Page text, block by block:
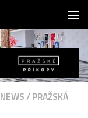
NEWS/PRAŽSKÁ